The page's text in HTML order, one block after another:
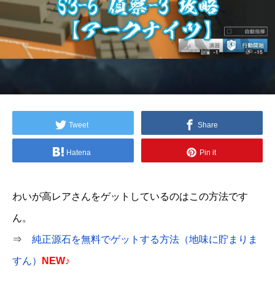
Tweet Share
Hatena Pin it
わいが高レアさんをゲットしているのはこの方法です
ん。
⇒ 純正源石を無料でゲットする方法（地味に貯まりま
すん） NEW♪